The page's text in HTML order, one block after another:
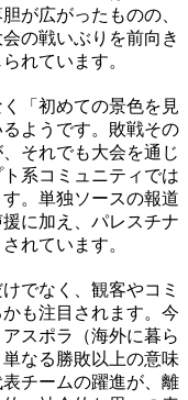
が広がったものの、
の戦いぶりを前向き
れています。
「初めての景色を見
ようです。敗戦その
それでも大会を通じ
系コミュニティでは
。単独ソースの報道
に加え、パレスチナ
れています。
でなく、観客やコミ
も注目されます。今
スポラ（海外に暮ら
なる勝敗以上の意味
チームの躍進が、離